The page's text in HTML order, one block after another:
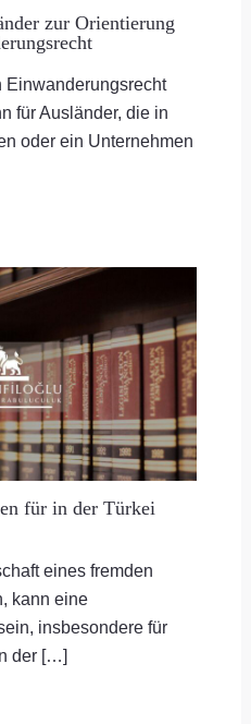
zur Orientierung
Einwanderungsrecht
für Ausländer, die in
oder ein Unternehmen
für in der Türkei
eines fremden
kann eine
insbesondere für
der […]